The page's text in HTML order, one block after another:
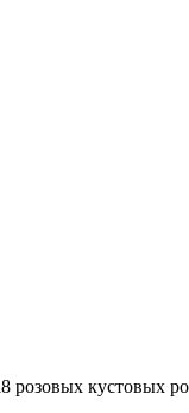
8 розовых кустовых